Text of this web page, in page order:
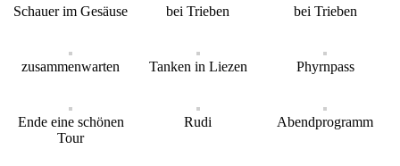
Schauer im Gesäuse bei Trieben bei Trieben
zusammenwarten Tanken in Liezen Phyrnpass
Ende eine schönen
Tour
Rudi Abendprogramm